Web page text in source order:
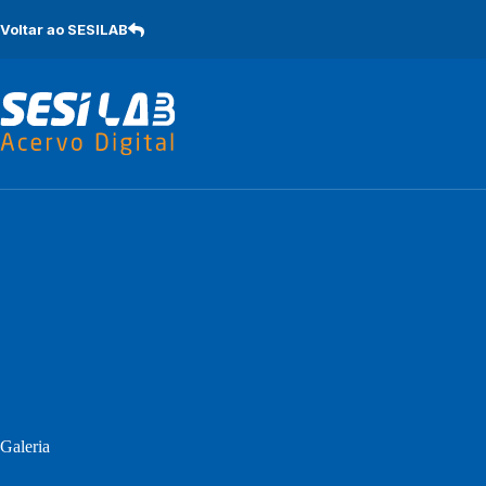
para
Voltar ao SESILAB
Galeria